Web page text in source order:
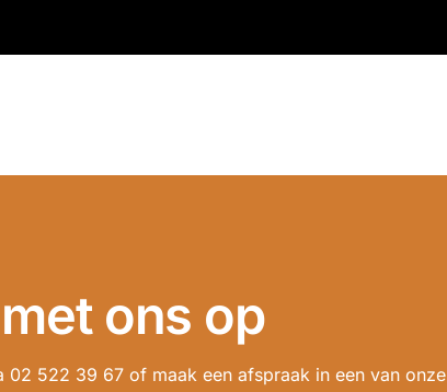
ons op
02 522 39 67 of maak een afspraak in een van onze